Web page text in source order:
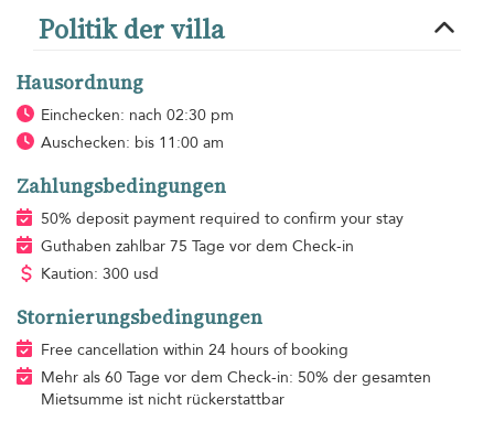
Politik der villa
Hausordnung
Einchecken: nach 02:30 pm
Auschecken: bis 11:00 am
Zahlungsbedingungen
50% deposit payment required to confirm your stay
Guthaben zahlbar 75 Tage vor dem Check-in
Kaution: 300 usd
Stornierungsbedingungen
Free cancellation within 24 hours of booking
Mehr als 60 Tage vor dem Check-in: 50% der gesamten
Mietsumme ist nicht rückerstattbar